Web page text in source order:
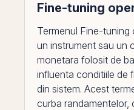
Fine-tuning
Termenul Fine-
un instrument sau un
monetara folosit de
influenta conditiile de
din sistem. Acest
curba randamentelor,